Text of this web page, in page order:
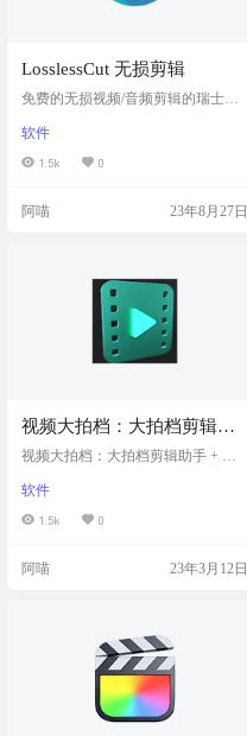
LosslessCut 无损剪辑
免费的无损视频/音频剪辑的瑞士军
FFmpeg GUI，可对视频、音频、字
幕和其他相关媒体文件进行极快速
这对于通过粗剪从摄像机、GoPro、
频并丢弃许多 GB 的数据，而不进行
缓慢的重新编码，从而损失质量…
软件
1.5k 0
阿喵 23年8月27日
视频大拍档：大拍档剪辑助
手 + 创作助手
视频大拍档：大拍档剪辑助手 + 创
计和开发的整合了视频剪辑中非常
实用的功能于一体的桌面程序，目
找十分方便。 图片效果 软件特色 可
软件
1.5k 0
阿喵 23年3月12日